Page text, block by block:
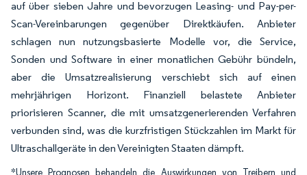
auf über sieben Jahre und bevorzugen Leasing- und Pay-per-
Scan-Vereinbarungen gegenüber Direktkäufen. Anbieter
schlagen nun nutzungsbasierte Modelle vor, die Service,
Sonden und Software in einer monatlichen Gebühr bündeln,
aber die Umsatzrealisierung verschiebt sich auf einen
mehrjährigen Horizont. Finanziell belastete Anbieter
priorisieren Scanner, die mit umsatzgenerierenden Verfahren
verbunden sind, was die kurzfristigen Stückzahlen im Markt für
Ultraschallgeräte in den Vereinigten Staaten dämpft.
*Unsere Prognosen behandeln die Auswirkungen von Treibern und